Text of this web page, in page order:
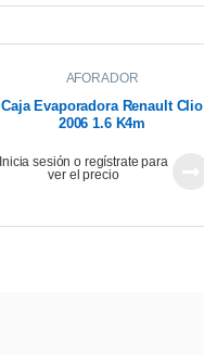
AFORADOR
Caja Evaporadora Renault Clio
2006 1.6 K4m
Inicia sesión o regístrate para
ver el precio